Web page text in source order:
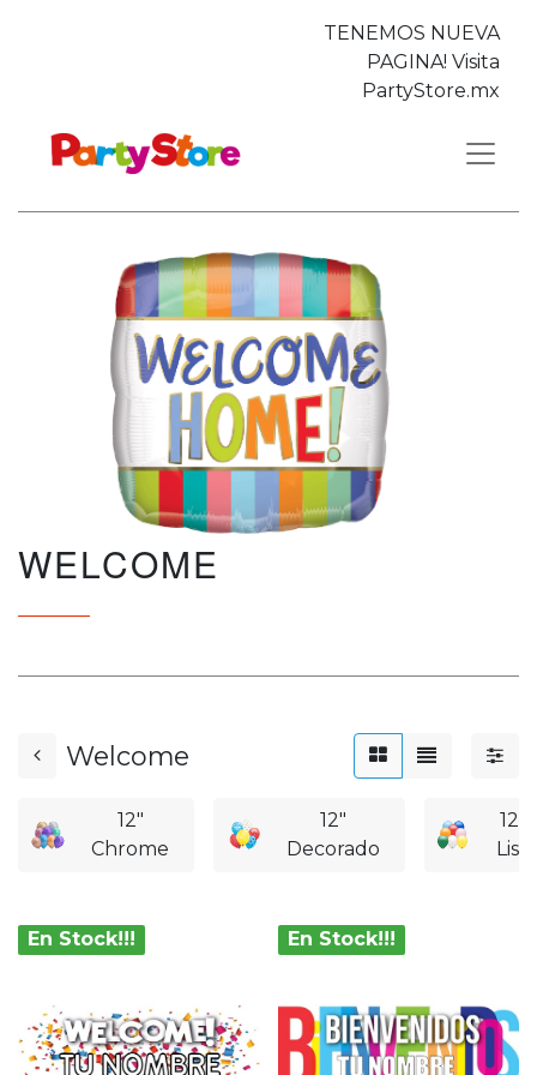
TENEMOS NUEVA
PAGINA! Visita
PartyStore.mx
WELCOME
Welcome
12"
Chrome
12"
Decorado
12"
Liso
En Stock!!! En Stock!!!